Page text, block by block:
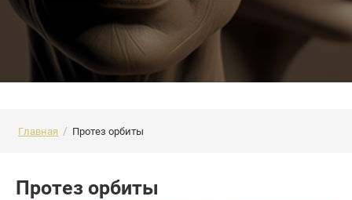
Главная / Протез орбиты
Протез орбиты